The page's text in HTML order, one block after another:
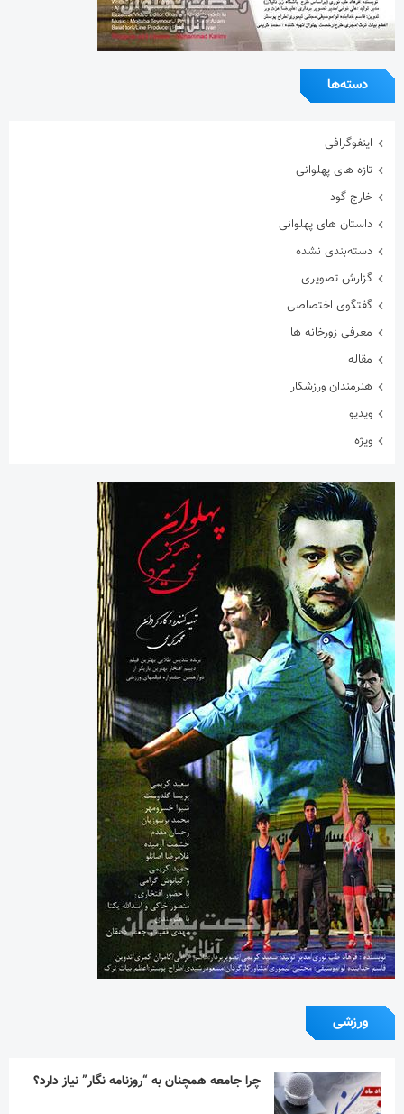
دسته‌ها
اینفوگرافی
تازه های پهلوانی
خارج گود
داستان های پهلوانی
دسته‌بندی نشده
گزارش تصویری
گفتگوی اختصاصی
معرفی زورخانه ها
مقاله
هنرمندان ورزشکار
ویدیو
ویژه
ورزشی
چرا جامعه همچنان به “روزنامه نگار” نیاز دارد؟